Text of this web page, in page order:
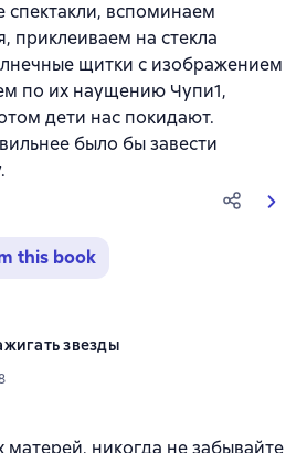
спектакли, вспоминаем
приклеиваем на стекла
щитки с изображением
по их наущению Чупи1,
дети нас покидают.
было бы завести
this book
звезды
рейтинг 4,7 на основе 418 оценок
никогда не забывайте